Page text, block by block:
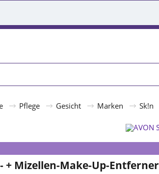
Pflege Gesicht Marken Sk!n
+ Mizellen-Make-Up-Entferner